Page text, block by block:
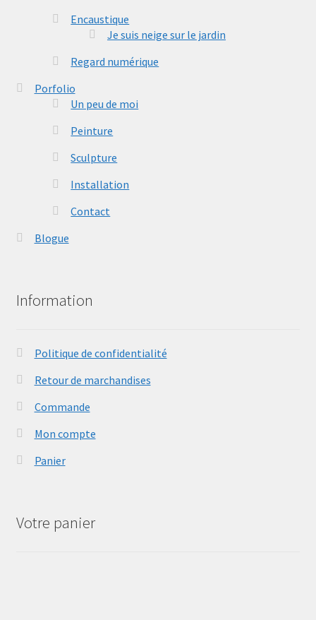
Encaustique
Je suis neige sur le jardin
Regard numérique
Porfolio
Un peu de moi
Peinture
Sculpture
Installation
Contact
Blogue
Information
Politique de confidentialité
Retour de marchandises
Commande
Mon compte
Panier
Votre panier